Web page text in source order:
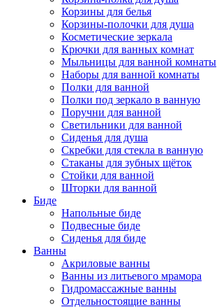
Корзины для белья
Корзины-полочки для душа
Косметические зеркала
Крючки для ванных комнат
Мыльницы для ванной комнаты
Наборы для ванной комнаты
Полки для ванной
Полки под зеркало в ванную
Поручни для ванной
Светильники для ванной
Сиденья для душа
Скребки для стекла в ванную
Стаканы для зубных щёток
Стойки для ванной
Шторки для ванной
Биде
Напольные биде
Подвесные биде
Сиденья для биде
Ванны
Акриловые ванны
Ванны из литьевого мрамора
Гидромассажные ванны
Отдельностоящие ванны